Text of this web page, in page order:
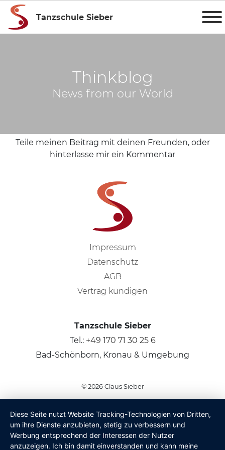
Tanzschule Sieber
Thinkblog
News from our World
Teile meinen Beitrag mit deinen Freunden, oder
hinterlasse mir ein Kommentar
Impressum
Datenschutz
AGB
Vertrag kündigen
Tanzschule Sieber
Tel.: +49 170 71 30 25 6
Bad-Schönborn, Kronau & Umgebung
© 2026 Claus Sieber
Diese Seite nutzt Website Tracking-Technologien von Dritten,
um ihre Dienste anzubieten, stetig zu verbessern und
Werbung entsprechend der Interessen der Nutzer
anzuzeigen. Ich bin damit einverstanden und kann meine